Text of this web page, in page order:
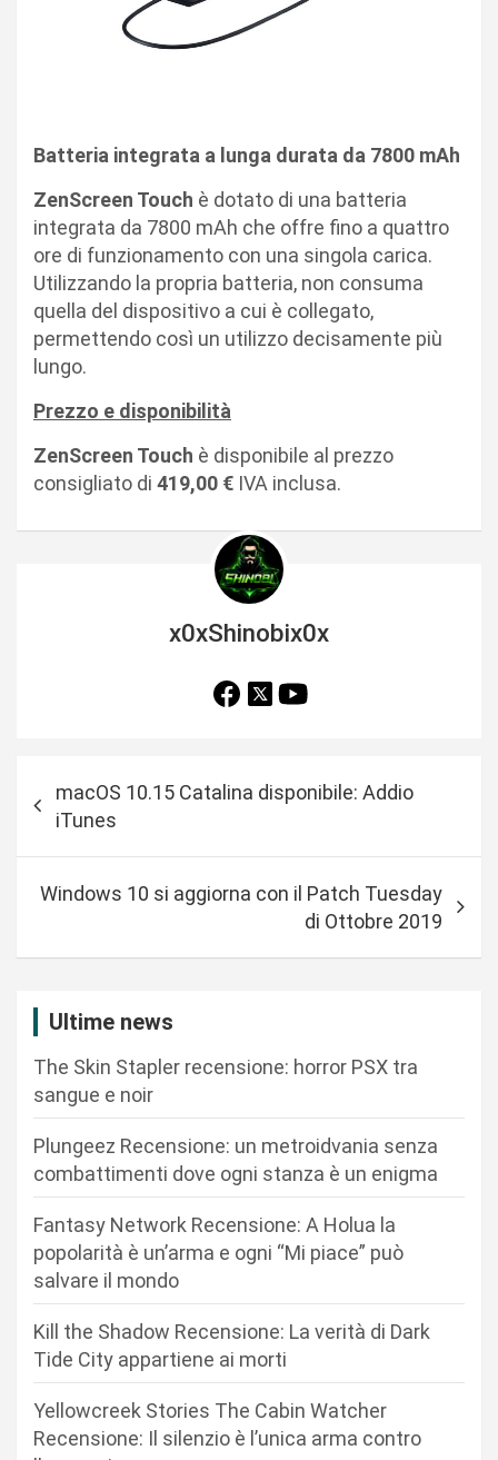
Batteria integrata a lunga durata da 7800 mAh
ZenScreen Touch è dotato di una batteria
integrata da 7800 mAh che offre fino a quattro
ore di funzionamento con una singola carica.
Utilizzando la propria batteria, non consuma
quella del dispositivo a cui è collegato,
permettendo così un utilizzo decisamente più
lungo.
Prezzo e disponibilità
ZenScreen Touch è disponibile al prezzo
consigliato di 419,00 € IVA inclusa.
x0xShinobix0x
a
macOS 10.15 Catalina disponibile: Addio
iTunes
Windows 10 si aggiorna con il Patch Tuesday
di Ottobre 2019
Ultime news
The Skin Stapler recensione: horror PSX tra
sangue e noir
Plungeez Recensione: un metroidvania senza
combattimenti dove ogni stanza è un enigma
Fantasy Network Recensione: A Holua la
popolarità è un’arma e ogni “Mi piace” può
salvare il mondo
Kill the Shadow Recensione: La verità di Dark
Tide City appartiene ai morti
Yellowcreek Stories The Cabin Watcher
Recensione: Il silenzio è l’unica arma contro